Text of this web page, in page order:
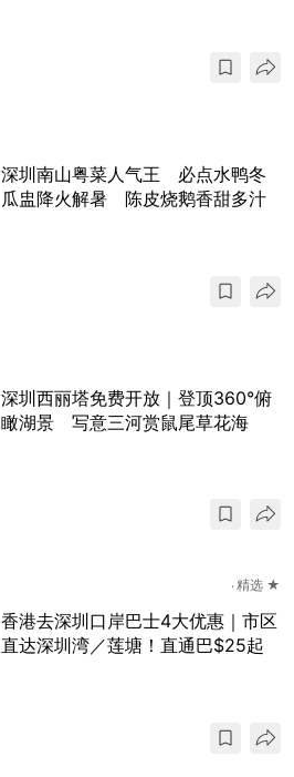
深圳南山粤菜人气王 必点水鸭冬
瓜盅降火解暑 陈皮烧鹅香甜多汁
深圳西丽塔免费开放｜登顶360°俯
瞰湖景 写意三河赏鼠尾草花海
精选 ★
香港去深圳口岸巴士4大优惠｜市区
直达深圳湾／莲塘！直通巴$25起